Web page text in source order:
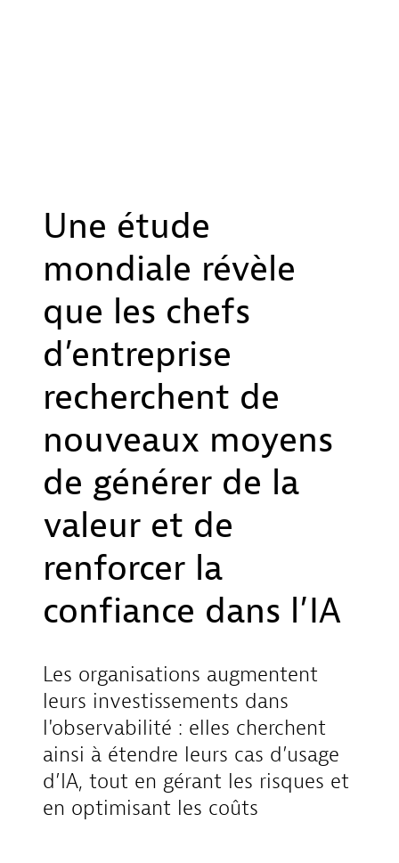
Une étude
mondiale révèle
que les chefs
d’entreprise
recherchent de
nouveaux moyens
de générer de la
valeur et de
renforcer la
confiance dans l’IA
Les organisations augmentent
leurs investissements dans
l'observabilité : elles cherchent
ainsi à étendre leurs cas d’usage
d’IA, tout en gérant les risques et
en optimisant les coûts